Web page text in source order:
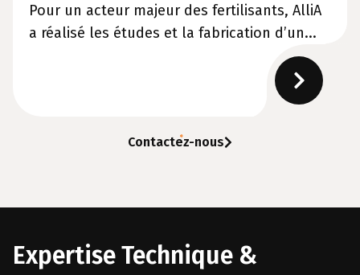
Pour un acteur majeur des fertilisants, AlliA
a réalisé les études et la fabrication d’un...
Contactez-nous
Expertise Technique &